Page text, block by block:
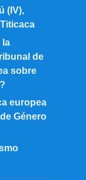
(IV),
la
de
sobre
europea
Género